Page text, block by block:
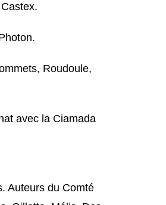
Roudoule,
avec la Ciamada
Auteurs du Comté